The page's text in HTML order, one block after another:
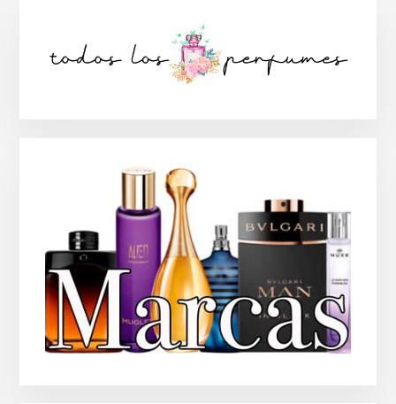
lateral